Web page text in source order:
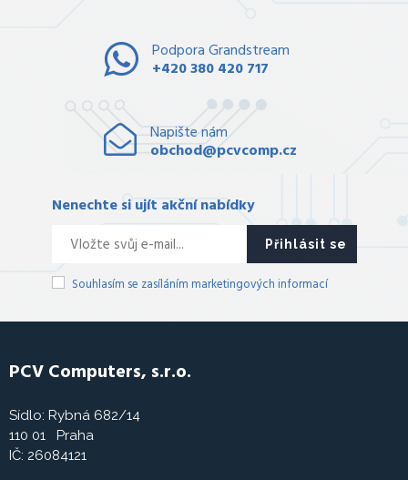
Podpora Grandstream
+420 380 420 717
Napište nám
obchod@pcvcomp.cz
Nenechte si ujít akční nabídky
Přihlásit se
Souhlasím se zasíláním marketingových informací
PCV Computers, s.r.o.
Sídlo: Rybná 682/14
110 01 Praha
IČ: 26084121